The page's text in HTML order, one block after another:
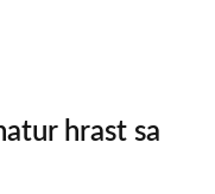
hrast sa